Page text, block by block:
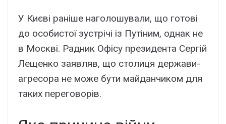
У Києві раніше наголошували, що готові
до особистої зустрічі із Путіним, однак не
в Москві. Радник Офісу президента Сергій
Лещенко заявляв, що столиця держави-
агресора не може бути майданчиком для
таких переговорів.